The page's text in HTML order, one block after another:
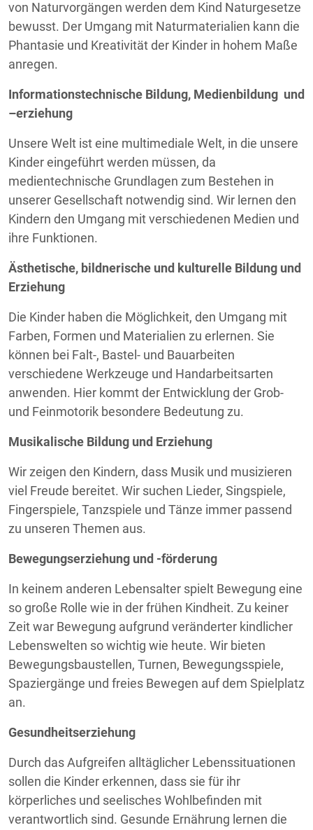
von Naturvorgängen werden dem Kind Naturgesetze
bewusst. Der Umgang mit Naturmaterialien kann die
Phantasie und Kreativität der Kinder in hohem Maße
anregen.
Informationstechnische Bildung, Medienbildung und
–erziehung
Unsere Welt ist eine multimediale Welt, in die unsere
Kinder eingeführt werden müssen, da
medientechnische Grundlagen zum Bestehen in
unserer Gesellschaft notwendig sind. Wir lernen den
Kindern den Umgang mit verschiedenen Medien und
ihre Funktionen.
Ästhetische, bildnerische und kulturelle Bildung und
Erziehung
Die Kinder haben die Möglichkeit, den Umgang mit
Farben, Formen und Materialien zu erlernen. Sie
können bei Falt-, Bastel- und Bauarbeiten
verschiedene Werkzeuge und Handarbeitsarten
anwenden. Hier kommt der Entwicklung der Grob-
und Feinmotorik besondere Bedeutung zu.
Musikalische Bildung und Erziehung
Wir zeigen den Kindern, dass Musik und musizieren
viel Freude bereitet. Wir suchen Lieder, Singspiele,
Fingerspiele, Tanzspiele und Tänze immer passend
zu unseren Themen aus.
Bewegungserziehung und -förderung
In keinem anderen Lebensalter spielt Bewegung eine
so große Rolle wie in der frühen Kindheit. Zu keiner
Zeit war Bewegung aufgrund veränderter kindlicher
Lebenswelten so wichtig wie heute. Wir bieten
Bewegungsbaustellen, Turnen, Bewegungsspiele,
Spaziergänge und freies Bewegen auf dem Spielplatz
an.
Gesundheitserziehung
Durch das Aufgreifen alltäglicher Lebenssituationen
sollen die Kinder erkennen, dass sie für ihr
körperliches und seelisches Wohlbefinden mit
verantwortlich sind. Gesunde Ernährung lernen die